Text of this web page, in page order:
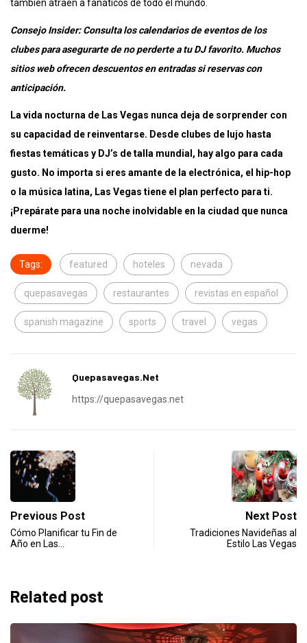
también atraen a fanáticos de todo el mundo.
Consejo Insider: Consulta los calendarios de eventos de los
clubes para asegurarte de no perderte a tu DJ favorito. Muchos
sitios web ofrecen descuentos en entradas si reservas con
anticipación.
La vida nocturna de Las Vegas nunca deja de sorprender con
su capacidad de reinventarse. Desde clubes de lujo hasta
fiestas temáticas y DJ’s de talla mundial, hay algo para cada
gusto. No importa si eres amante de la electrónica, el hip-hop
o la música latina, Las Vegas tiene el plan perfecto para ti.
¡Prepárate para una noche inolvidable en la ciudad que nunca
duerme!
Tags: featured hoteles nevada
quepasavegas restaurantes revistas en español
spanish magazine sports travel vegas
Quepasavegas.net
https://quepasavegas.net
Previous Post
Cómo Planificar tu Fin de
Año en Las…
Next Post
Tradiciones Navideñas al
Estilo Las Vegas
Related post